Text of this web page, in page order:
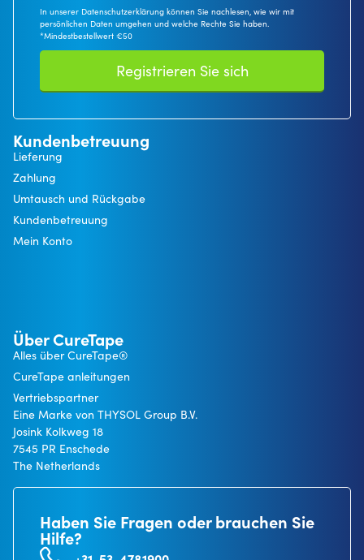
In unserer Datenschutzerklärung können Sie nachlesen, wie wir mit
persönlichen Daten umgehen und welche Rechte Sie haben.
*Mindestbestellwert €50
Registrieren Sie sich
Kundenbetreuung
Lieferung
Zahlung
Umtausch und Rückgabe
Kundenbetreuung
Mein Konto
Über CureTape
Alles über CureTape®
CureTape anleitungen
Vertriebspartner
Eine Marke von THYSOL Group B.V.
Josink Kolkweg 18
7545 PR Enschede
The Netherlands
Haben Sie Fragen oder brauchen Sie
Hilfe?